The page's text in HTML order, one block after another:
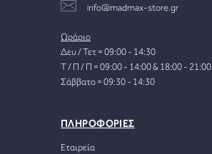
info@madmax-store.gr
Ωράριο
Δευ / Τετ = 09:00 - 14:30
Τ / Π / Π = 09:00 - 14:00 & 18:00 - 21:00
Σάββατο = 09:30 - 14:30
ΠΛΗΡΟΦΟΡΙΕΣ
Εταιρεία